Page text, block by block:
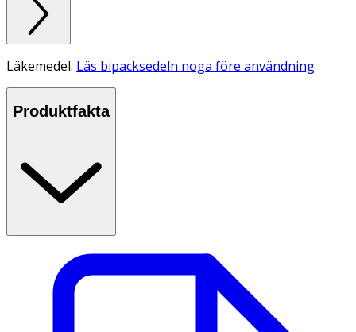
Läkemedel. Läs bipacksedeln noga före användning
Produktfakta